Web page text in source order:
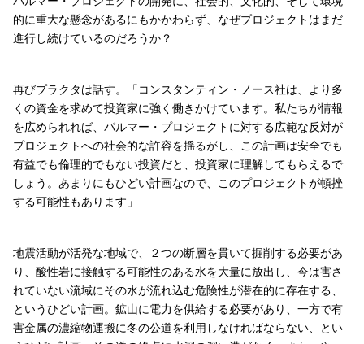
的に重大な懸念があるにもかかわらず、なぜプロジェクトはまだ
進行し続けているのだろうか？
再びプラクタは話す。「コンスタンティン・ノース社は、より多
くの資金を求めて投資家に強く働きかけています。私たちが情報
を広められれば、パルマー・プロジェクトに対する広範な反対が
プロジェクトへの社会的な許容を揺るがし、この計画は安全でも
有益でも倫理的でもない投資だと、投資家に理解してもらえるで
しょう。あまりにもひどい計画なので、このプロジェクトが頓挫
する可能性もあります」
地震活動が活発な地域で、２つの断層を貫いて掘削する必要があ
り、酸性岩に接触する可能性のある水を大量に放出し、今は害さ
れていない流域にその水が流れ込む危険性が潜在的に存在する、
というひどい計画。鉱山に電力を供給する必要があり、一方で有
害金属の濃縮物運搬に冬の公道を利用しなければならない、とい